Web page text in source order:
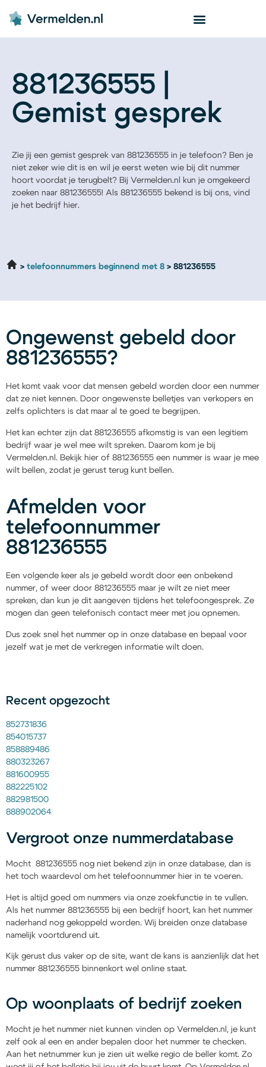
881236555 |
Gemist gesprek
Zie jij een gemist gesprek van 881236555 in je telefoon? Ben je
niet zeker wie dit is en wil je eerst weten wie bij dit nummer
hoort voordat je terugbelt? Bij Vermelden.nl kun je omgekeerd
zoeken naar 881236555! Als 881236555 bekend is bij ons, vind
je het bedrijf hier.
telefoonnummers beginnend met 8 881236555
Ongewenst gebeld door
881236555?
Het komt vaak voor dat mensen gebeld worden door een nummer
dat ze niet kennen. Door ongewenste belletjes van verkopers en
zelfs oplichters is dat maar al te goed te begrijpen.
Het kan echter zijn dat 881236555 afkomstig is van een legitiem
bedrijf waar je wel mee wilt spreken. Daarom kom je bij
Vermelden.nl. Bekijk hier of 881236555 een nummer is waar je mee
wilt bellen, zodat je gerust terug kunt bellen.
Afmelden voor
telefoonnummer
881236555
Een volgende keer als je gebeld wordt door een onbekend
nummer, of weer door 881236555 maar je wilt ze niet meer
spreken, dan kun je dit aangeven tijdens het telefoongesprek. Ze
mogen dan geen telefonisch contact meer met jou opnemen.
Dus zoek snel het nummer op in onze database en bepaal voor
jezelf wat je met de verkregen informatie wilt doen.
Recent opgezocht
852731836
854015737
858889486
880323267
881600955
882225102
882981500
888902064
Vergroot onze nummerdatabase
Mocht 881236555 nog niet bekend zijn in onze database, dan is
het toch waardevol om het telefoonnummer hier in te voeren.
Het is altijd goed om nummers via onze zoekfunctie in te vullen.
Als het nummer 881236555 bij een bedrijf hoort, kan het nummer
naderhand nog gekoppeld worden. Wij breiden onze database
namelijk voortdurend uit.
Kijk gerust dus vaker op de site, want de kans is aanzienlijk dat het
nummer 881236555 binnenkort wel online staat.
Op woonplaats of bedrijf zoeken
Mocht je het nummer niet kunnen vinden op Vermelden.nl, je kunt
zelf ook al een en ander bepalen door het nummer te checken.
Aan het netnummer kun je zien uit welke regio de beller komt. Zo